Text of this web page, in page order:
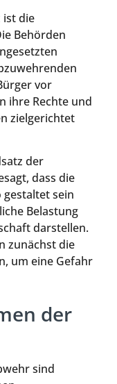
ist die
Behörden
vor
ihre Rechte und
zielgerichtet
der
dass die
sein
Belastung
darstellen.
zunächst die
um eine Gefahr
der
sind